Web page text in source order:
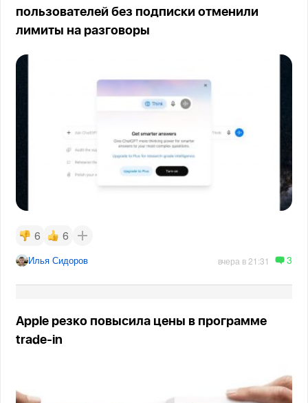
пользователей без подписки отменили
лимиты на разговоры
6 6
Илья Сидоров вчера в 21:31 3
Apple резко повысила цены в программе
trade-in